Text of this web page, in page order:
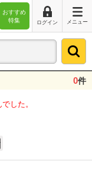
おすすめ
特集
ログイン メニュー
0件
した。